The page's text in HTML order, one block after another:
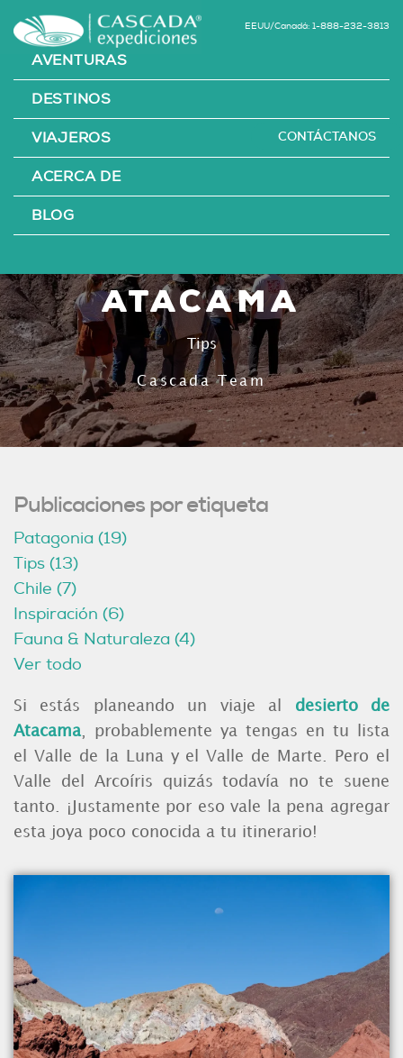
EEUU/Canadá: 1-888-232-3813
AVENTURAS
DESTINOS
VIAJEROS
ACERCA DE
BLOG
CONTÁCTANOS
Visita el Valle
del Arcoíris en
Atacama
Tips
Cascada Team
Publicaciones por etiqueta
Patagonia (19)
Tips (13)
Chile (7)
Inspiración (6)
Fauna & Naturaleza (4)
Ver todo
Si estás planeando un viaje al desierto de
Atacama , probablemente ya tengas en tu lista
el Valle de la Luna y el Valle de Marte. Pero el
Valle del Arcoíris quizás todavía no te suene
tanto. ¡Justamente por eso vale la pena agregar
esta joya poco conocida a tu itinerario!